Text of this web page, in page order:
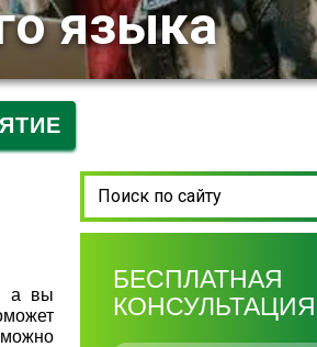
языка
а вы
можно
БЕСПЛАТНАЯ
КОНСУЛЬТАЦИЯ